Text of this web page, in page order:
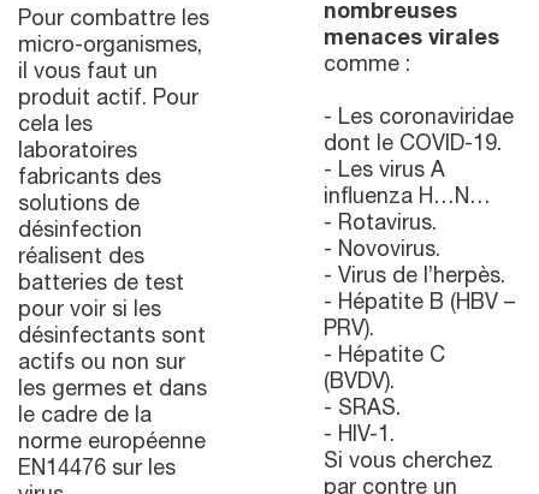
Pour combattre les
micro-organismes,
il vous faut un
produit actif. Pour
cela les
laboratoires
fabricants des
solutions de
désinfection
réalisent des
batteries de test
pour voir si les
désinfectants sont
actifs ou non sur
les germes et dans
le cadre de la
norme européenne
EN14476 sur les
nombreuses
menaces virales
comme :
- Les coronaviridae
dont le COVID-19.
- Les virus A
influenza H…N…
- Rotavirus.
- Novovirus.
- Virus de l’herpès.
- Hépatite B (HBV –
PRV).
- Hépatite C
(BVDV).
- SRAS.
- HIV-1.
Si vous cherchez